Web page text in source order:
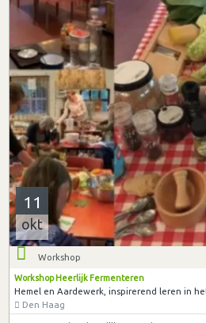
11
okt
Workshop
Workshop Heerlijk Fermenteren
Hemel en Aardewerk, inspirerend leren in
Den Haag